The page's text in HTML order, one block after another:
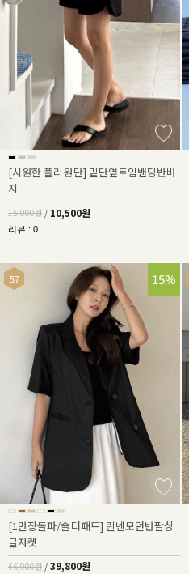
[시원한 폴리원단] 밑단옆트임밴딩반바
지
15,000원 / 10,500원
리뷰 : 0
15%
[1만장돌파/숄더패드] 린넨모던반팔싱
글자켓
46,900원 / 39,800원